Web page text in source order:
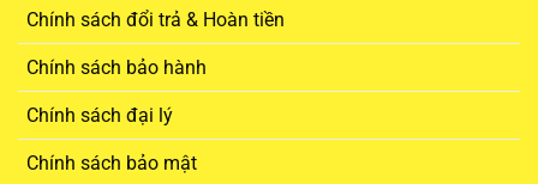
Chính sách đổi trả & Hoàn tiền
Chính sách bảo hành
Chính sách đại lý
Chính sách bảo mật